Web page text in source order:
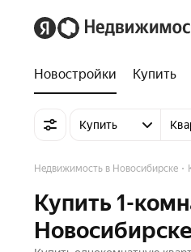
Новостройки Купить
Купить
Недвижимость в Новосибирске
Купить 1-
Новосибирске